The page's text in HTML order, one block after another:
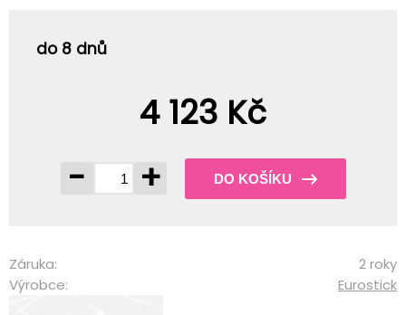
do 8 dnů
4 123 Kč
-
+ DO KOŠÍKU
Záruka:
2 roky
Výrobce:
Eurostick